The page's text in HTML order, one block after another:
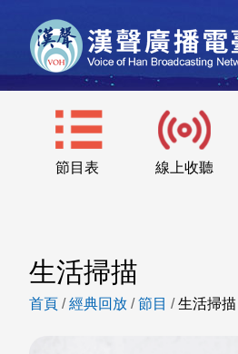
節目表 線上收聽
生活掃描
首頁 /經典回放 /節目 /生活掃描